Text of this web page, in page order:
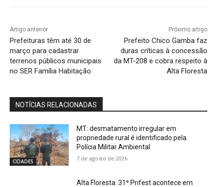
Artigo anterior
Prefeituras têm até 30 de
março para cadastrar
terrenos públicos municipais
no SER Família Habitação
Próximo artigo
Prefeito Chico Gamba faz
duras críticas à concessão
da MT-208 e cobra respeito à
Alta Floresta
NOTÍCIAS RELACIONADAS
CIDADES
MT: desmatamento irregular em
propriedade rural é identificado pela
Polícia Militar Ambiental
7 de agosto de 2026
Alta Floresta: 31ª Prifest acontece em